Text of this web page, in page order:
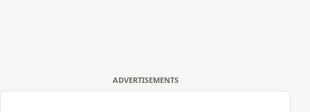
ADVERTISEMENTS